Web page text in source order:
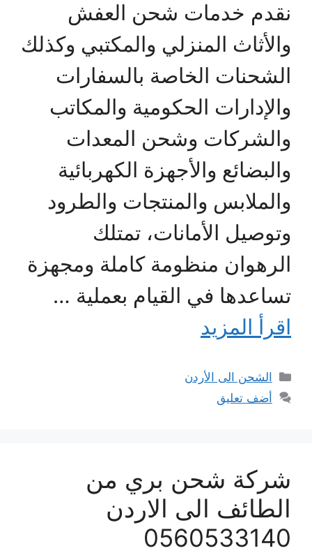
نقدم خدمات شحن العفش
والأثاث المنزلي والمكتبي وكذلك
الشحنات الخاصة بالسفارات
والإدارات الحكومية والمكاتب
والشركات وشحن المعدات
والبضائع والأجهزة الكهربائية
والملابس والمنتجات والطرود
وتوصيل الأمانات، تمتلك
الرهوان منظومة كاملة ومجهزة
تساعدها في القيام بعملية …
اقرأ المزيد
التصنيفات
الشحن الى الأردن
أضف تعليق
شركة شحن بري من
الطائف الى الاردن
0560533140